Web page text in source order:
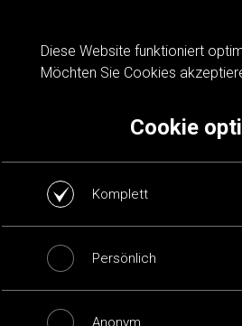
Cookie notification
Diese Website funktioniert
Möchten Sie Cookies
Cookie
Komplett
Persönlich
Anonym